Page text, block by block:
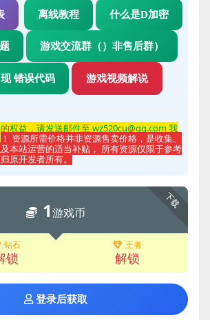
离线教程 什么是D加密
游戏交流群（）非售后群）
错误代码 游戏视频解说
权益，请发送邮件至 wz520cu@qq.com 我
！ 资源所需价格并非资源售卖价格，是收集、
本站运营的适当补贴， 所有资源仅限于参考
原开发者所有。
下载
1游戏币
钻石
锁
王者
解锁
登录后获取